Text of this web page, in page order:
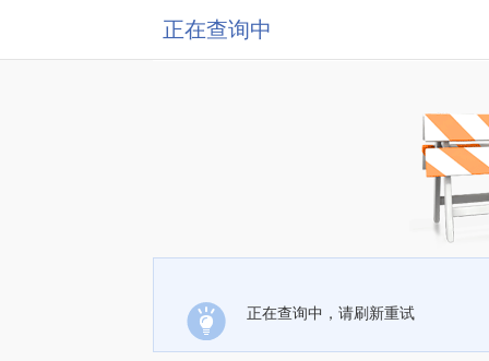
正在查询中
正在查询中，请刷新重试